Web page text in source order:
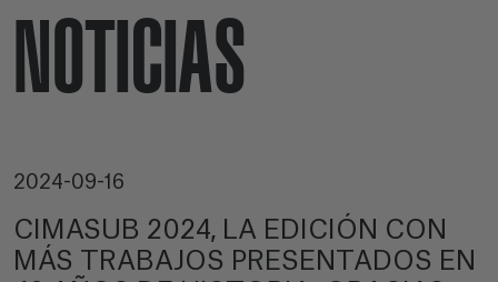
NOTICIAS
2024-09-16
CIMASUB 2024, LA EDICIÓN CON
MÁS TRABAJOS PRESENTADOS EN